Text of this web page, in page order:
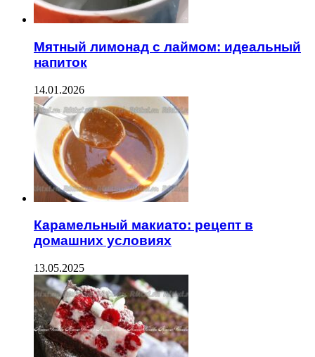
Мятный лимонад с лаймом: идеальный
напиток
14.01.2026
Карамельный макиато: рецепт в
домашних условиях
13.05.2025